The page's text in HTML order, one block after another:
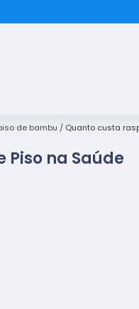
de bambu Quanto custa
na Saúde